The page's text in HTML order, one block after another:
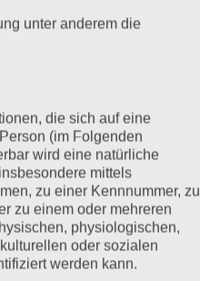
unter anderem die
die sich auf eine
(im Folgenden
wird eine natürliche
mittels
zu einer Kennnummer, zu
zu einem oder mehreren
physiologischen,
oder sozialen
werden kann.